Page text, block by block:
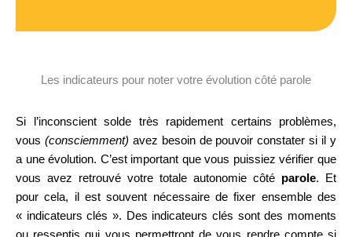
Les indicateurs pour noter votre évolution côté parole
Si l’inconscient solde très rapidement certains problèmes,
vous (consciemment) avez besoin de pouvoir constater si il y
a une évolution. C’est important que vous puissiez vérifier que
vous avez retrouvé votre totale autonomie côté parole. Et
pour cela, il est souvent nécessaire de fixer ensemble des
« indicateurs clés ». Des indicateurs clés sont des moments